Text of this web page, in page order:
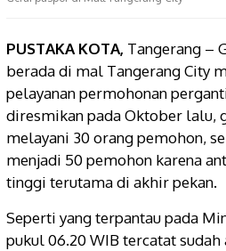
PUSTAKA KOTA, Tangerang –
berada di mal Tangerang City
pelayanan permohonan
diresmikan pada Oktober lalu,
melayani 30 orang pemohon,
menjadi 50 pemohon karena
tinggi terutama di akhir pekan.
Seperti yang terpantau pada
pukul 06.20 WIB tercatat